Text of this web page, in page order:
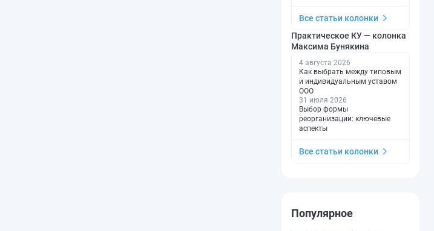
Все статьи колонки
Практическое КУ — колонка
Максима Бунякина
4 августа 2026
Как выбрать между типовым
и индивидуальным уставом
ООО
31 июля 2026
Выбор формы
реорганизации: ключевые
аспекты
Все статьи колонки
Популярное